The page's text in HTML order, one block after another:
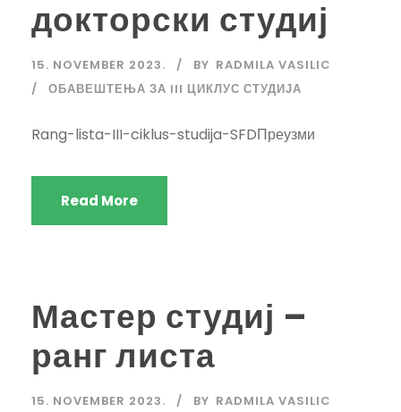
докторски студиј
15. NOVEMBER 2023. BY RADMILA VASILIC
ОБАВЕШТЕЊА ЗА III ЦИКЛУС СТУДИЈА
Rang-lista-III-ciklus-studija-SFDПреузми
Read More
Мастер студиј –
ранг листа
15. NOVEMBER 2023. BY RADMILA VASILIC